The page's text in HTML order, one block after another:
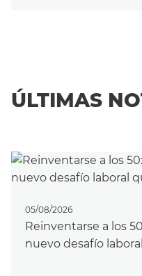
ÚLTIMAS
05/08/2026
Reinventarse a los
nuevo desafío